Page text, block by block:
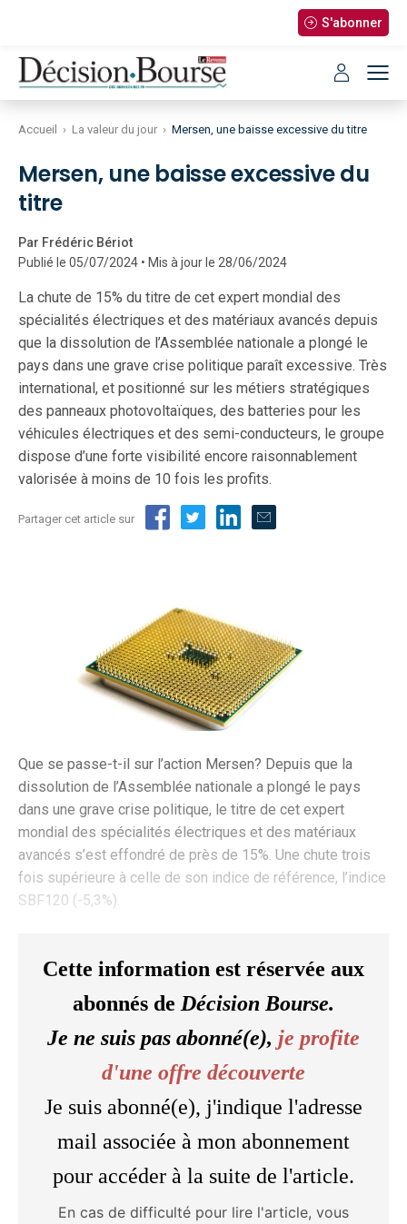
S'abonner
Accueil › La valeur du jour › Mersen, une baisse excessive du titre
Mersen, une baisse excessive du
titre
Par Frédéric Bériot
Publié le 05/07/2024 • Mis à jour le 28/06/2024
La chute de 15% du titre de cet expert mondial des
spécialités électriques et des matériaux avancés depuis
que la dissolution de l’Assemblée nationale a plongé le
pays dans une grave crise politique paraît excessive. Très
international, et positionné sur les métiers stratégiques
des panneaux photovoltaïques, des batteries pour les
véhicules électriques et des semi-conducteurs, le groupe
dispose d’une forte visibilité encore raisonnablement
valorisée à moins de 10 fois les profits.
Partager cet article sur
Que se passe-t-il sur l’action Mersen? Depuis que la
dissolution de l’Assemblée nationale a plongé le pays
dans une grave crise politique, le titre de cet expert
mondial des spécialités électriques et des matériaux
avancés s’est effondré de près de 15%. Une chute trois
fois supérieure à celle de son indice de référence, l’indice
SBF120 (-5,3%).
Cette information est réservée aux
abonnés de Décision Bourse.
Je ne suis pas abonné(e), je profite
d'une offre découverte
Je suis abonné(e), j'indique l'adresse
mail associée à mon abonnement
pour accéder à la suite de l'article.
En cas de difficulté pour lire l'article, vous